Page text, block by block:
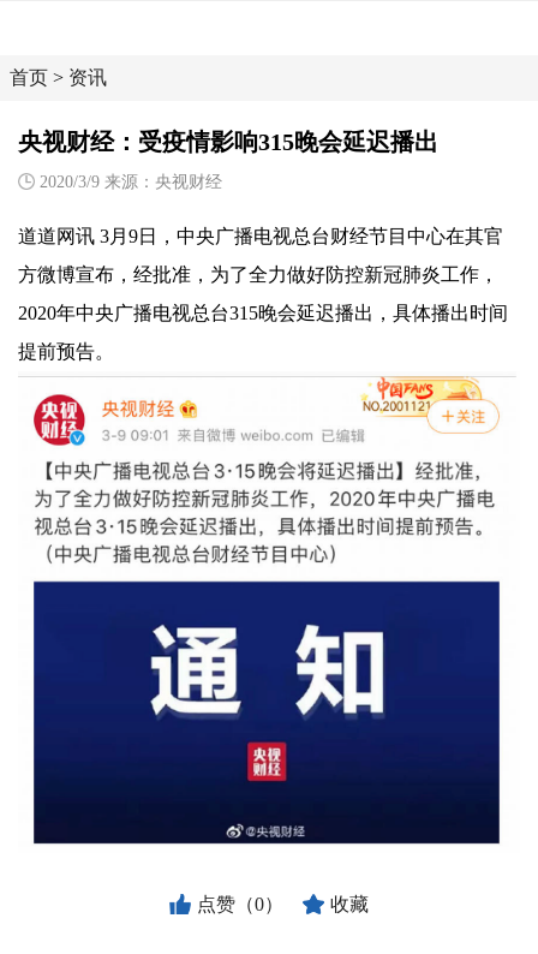
首页 > 资讯
央视财经：受疫情影响315晚会延迟播出
2020/3/9 来源：央视财经
道道网讯 3月9日，中央广播电视总台财经节目中心在其官
方微博宣布，经批准，为了全力做好防控新冠肺炎工作，
2020年中央广播电视总台315晚会延迟播出，具体播出时间
提前预告。
点赞（0） 收藏